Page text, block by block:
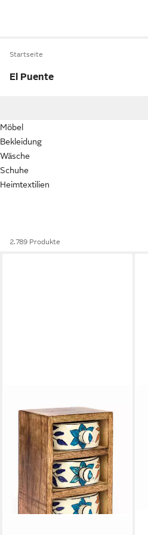
Startseite
El Puente
Möbel
Bekleidung
Wäsche
Schuhe
Heimtextilien
2.789 Produkte